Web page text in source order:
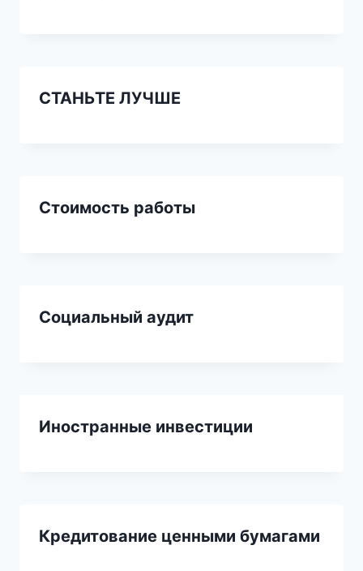
СТАНЬТЕ ЛУЧШЕ
Стоимость работы
Социальный аудит
Иностранные инвестиции
Кредитование ценными бумагами